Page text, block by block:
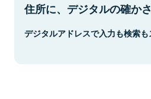
住所に、デジタルの確かさ
デジタルアドレスで入力も検索も